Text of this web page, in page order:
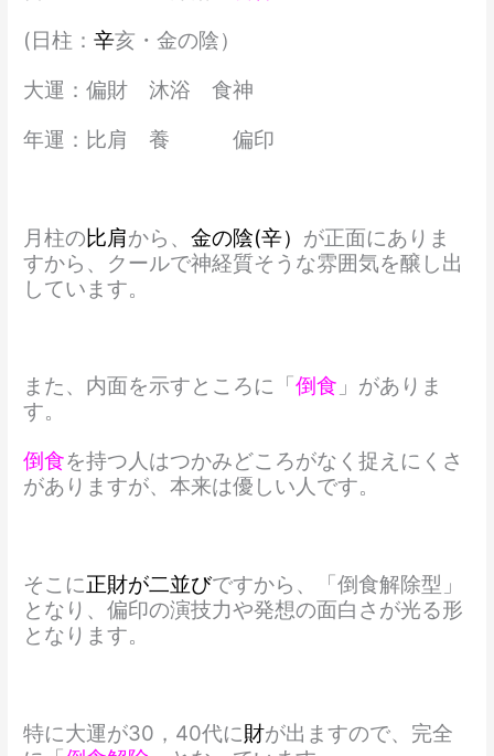
(日柱：辛亥・金の陰）
大運：偏財 沐浴 食神
年運：比肩 養 偏印
月柱の比肩から、金の陰(辛） が正面にありま
すから、クールで神経質そうな雰囲気を醸し出
しています。
また、内面を示すところに「倒食 」がありま
す。
倒食を持つ人はつかみどころがなく捉えにくさ
がありますが、本来は優しい人です。
そこに正財が二並びですから、「倒食解除型」
となり、偏印の演技力や発想の面白さが光る形
となります。
特に大運が30，40代に財が出ますので、完全